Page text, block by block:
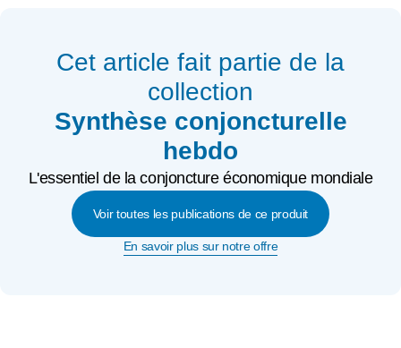
Cet article fait partie de la
collection
Synthèse conjoncturelle
hebdo
L'essentiel de la conjoncture économique mondiale
Voir toutes les publications de ce produit
En savoir plus sur notre offre